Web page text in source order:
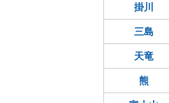
掛川
三島
天竜
熊